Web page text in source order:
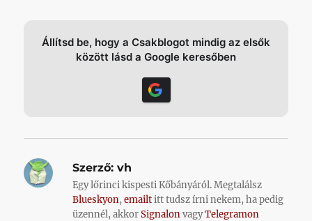
Állítsd be, hogy a Csakblogot mindig az elsők
között lásd a Google keresőben
Szerző: vh
Egy lőrinci kispesti Kőbányáról. Megtalálsz
Blueskyon,emailtitt tudsz írni nekem, ha pedig
üzennél, akkorSignalonvagyTelegramon